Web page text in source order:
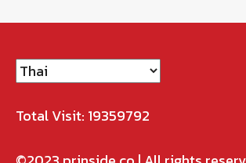
Total Visit: 19359792